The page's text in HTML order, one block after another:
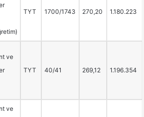
TYT 1700/1743 270,20 1.180.223
ve
TYT 40/41 269,12 1.196.354
ve